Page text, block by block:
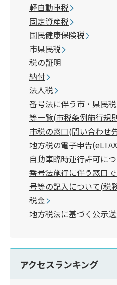
軽自動車税
固定資産税
国民健康保険税
市県民税
税の証明
納付
法人税
番号法に伴う市・県民
等一覧(市税条例施行規
市税の窓口(問い合わせ
地方税の電子申告
自動車臨時運行許可に
番号法施行に伴う窓口
号等の記入について(税
税金
地方税法に基づく公示
アクセスランキング